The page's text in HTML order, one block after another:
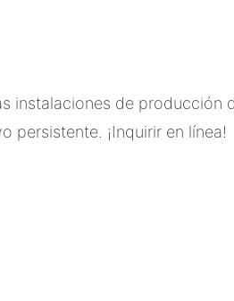
instalaciones de
persistente. ¡Inquirir en línea!